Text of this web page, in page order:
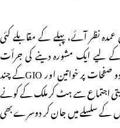
کافی عمدہ نظر آئے، پہلے کے مقابلے کئی
کے لیے ایک مشورہ دینے کی جرأت
کررہی ہوں، میں یہ چاہتی ہوں کہ آپ ایک دو صفحات پر خواتین اور GIOکے چند
اجتماع سے ہٹ کر ملک کے کونے
کے سلسلے میں جان کر دوسرے بھی